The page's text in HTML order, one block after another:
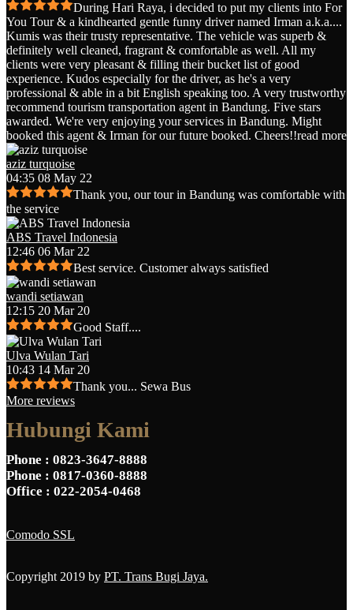
During Hari Raya, i decided to put my clients into For
You Tour & a kindhearted gentle funny driver named Irman a.k.a....
Kumis was their trusty representative. The vehicle was superb &
definitely well cleaned, fragrant & comfortable as well. All my
clients were very pleasant & filling their bucket list of good
experience. Kudos especially for the driver, as he's a very
professional & able in a bit English speaking too. A very trustworthy
recommend tourism transportation agent in Bandung. Five stars
awarded. We're very enjoying your services in Bandung. Might
booked this agent & Irman for our future booked. Cheers!!read more
aziz turquoise
04:35 08 May 22
Thank you, our tour in Bandung was comfortable with
the service
ABS Travel Indonesia
12:46 06 Mar 22
Best service. Customer always satisfied
wandi setiawan
12:15 20 Mar 20
Good Staff....
Ulva Wulan Tari
10:43 14 Mar 20
Thank you... Sewa Bus
More reviews
Hubungi Kami
Phone : 0823-3647-8888
Phone : 0817-0360-8888
Office : 022-2054-0468
Comodo SSL
Copyright 2019 by PT. Trans Bugi Jaya.